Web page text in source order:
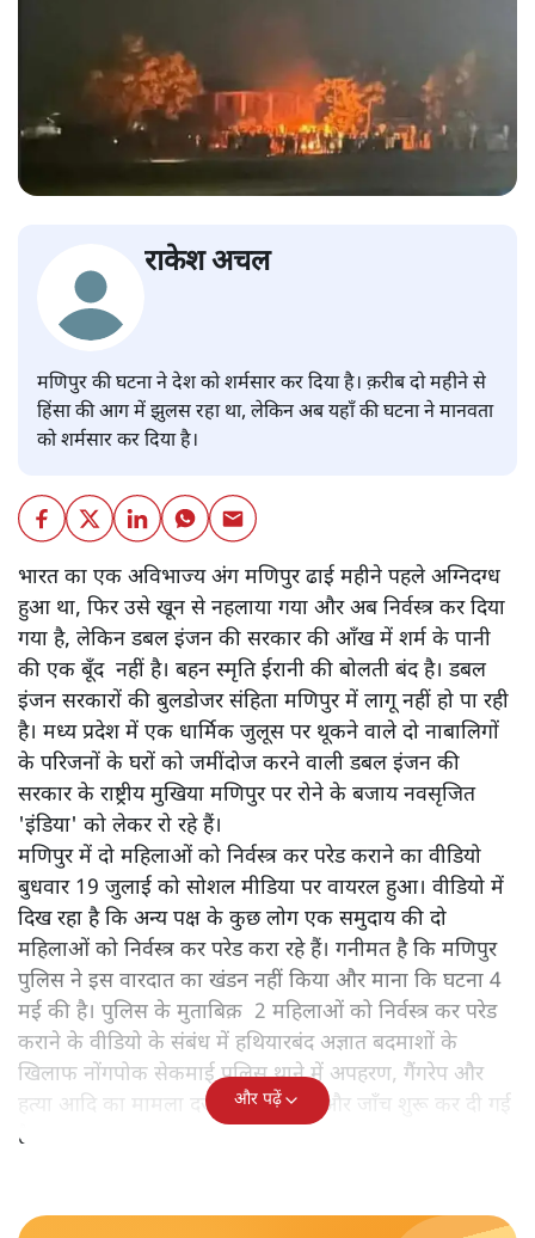
राकेश अचल
मणिपुर की घटना ने देश को शर्मसार कर दिया है। क़रीब दो महीने से
हिंसा की आग में झुलस रहा था, लेकिन अब यहाँ की घटना ने मानवता
को शर्मसार कर दिया है।
भारत का एक अविभाज्य अंग मणिपुर ढाई महीने पहले अग्निदग्ध
हुआ था, फिर उसे खून से नहलाया गया और अब निर्वस्त्र कर दिया
गया है, लेकिन डबल इंजन की सरकार की आँख में शर्म के पानी
की एक बूँद नहीं है। बहन स्मृति ईरानी की बोलती बंद है। डबल
इंजन सरकारों की बुलडोजर संहिता मणिपुर में लागू नहीं हो पा रही
है। मध्य प्रदेश में एक धार्मिक जुलूस पर थूकने वाले दो नाबालिगों
के परिजनों के घरों को जमींदोज करने वाली डबल इंजन की
सरकार के राष्ट्रीय मुखिया मणिपुर पर रोने के बजाय नवसृजित
'इंडिया' को लेकर रो रहे हैं।
मणिपुर में दो महिलाओं को निर्वस्त्र कर परेड कराने का वीडियो
बुधवार 19 जुलाई को सोशल मीडिया पर वायरल हुआ। वीडियो में
दिख रहा है कि अन्य पक्ष के कुछ लोग एक समुदाय की दो
महिलाओं को निर्वस्त्र कर परेड करा रहे हैं। गनीमत है कि मणिपुर
पुलिस ने इस वारदात का खंडन नहीं किया और माना कि घटना 4
मई की है। पुलिस के मुताबिक़ 2 महिलाओं को निर्वस्त्र कर परेड
कराने के वीडियो के संबंध में हथियारबंद अज्ञात बदमाशों के
खिलाफ नोंगपोक सेकमाई पुलिस थाने में अपहरण, गैंगरेप और
हत्या आदि का मामला दर्ज किया गया है और जाँच शुरू कर दी गई
है।
और पढ़ें